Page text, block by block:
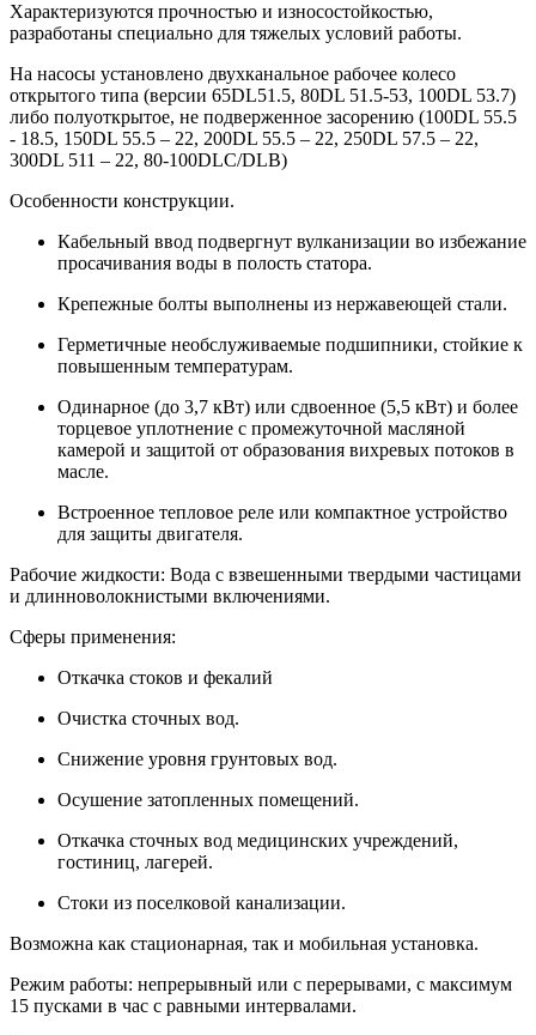
Характеризуются прочностью и износостойкостью,
разработаны специально для тяжелых условий работы.
На насосы установлено двухканальное рабочее колесо
открытого типа (версии 65DL51.5, 80DL 51.5-53, 100DL 53.7)
либо полуоткрытое, не подверженное засорению (100DL 55.5
- 18.5, 150DL 55.5 – 22, 200DL 55.5 – 22, 250DL 57.5 – 22,
300DL 511 – 22, 80-100DLC/DLB)
Особенности конструкции.
Кабельный ввод подвергнут вулканизации во избежание
просачивания воды в полость статора.
Крепежные болты выполнены из нержавеющей стали.
Герметичные необслуживаемые подшипники, стойкие к
повышенным температурам.
Одинарное (до 3,7 кВт) или сдвоенное (5,5 кВт) и более
торцевое уплотнение с промежуточной масляной
камерой и защитой от образования вихревых потоков в
масле.
Встроенное тепловое реле или компактное устройство
для защиты двигателя.
Рабочие жидкости: Вода с взвешенными твердыми частицами
и длинноволокнистыми включениями.
Сферы применения:
Откачка стоков и фекалий
Очистка сточных вод.
Снижение уровня грунтовых вод.
Осушение затопленных помещений.
Откачка сточных вод медицинских учреждений,
гостиниц, лагерей.
Стоки из поселковой канализации.
Возможна как стационарная, так и мобильная установка.
Режим работы: непрерывный или с перерывами, с максимум
15 пусками в час с равными интервалами.